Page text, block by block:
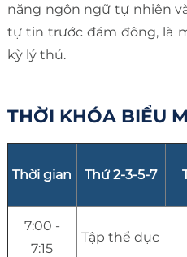
năng ngôn ngữ tự nhiên
tự tin trước đám đông, là
kỳ lý thú.
THỜI KHÓA BIỂU
Thời gian Thứ 2-3-5-7
7:00 -
7:15
Tập thể dục